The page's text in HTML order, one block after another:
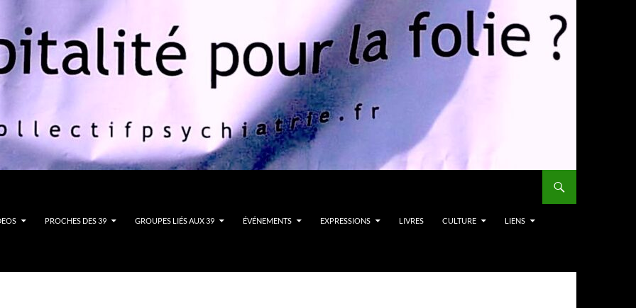
PROCHES DES 39 GROUPES LIÉS AUX 39 ÉVÉNEMENTS EXPRESSIONS LIVRES CULTURE LIENS